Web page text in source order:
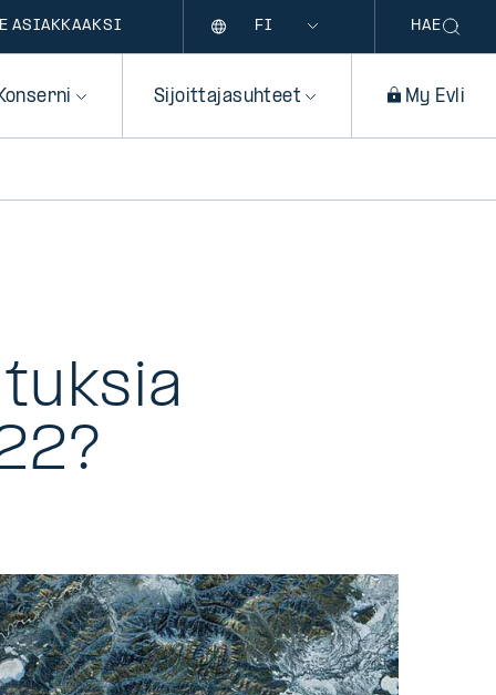
ASIAKKAAKSI HAE
Sijoittajasuhteet My Evli